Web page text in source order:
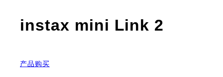
instax mini Link 2
产品购买